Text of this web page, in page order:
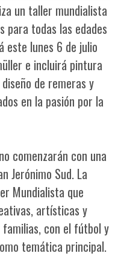
un taller mundialista
para todas las edades
este lunes 6 de julio
e incluirá pintura
de remeras y
en la pasión por la
comenzarán con una
Jerónimo Sud. La
Mundialista que
artísticas y
con el fútbol y
temática principal.